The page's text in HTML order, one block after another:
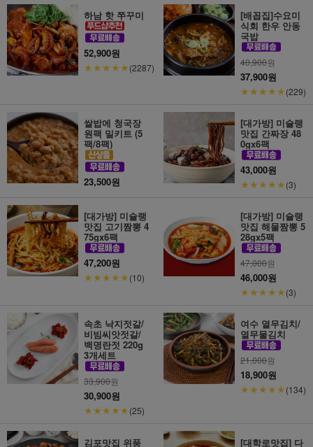
하남 핫 쭈꾸미
52,900원
★★★★★(2287)
[배꼽집]수요미
식회 한우 안동
국밥
40,900원
37,900원
★★★★★(229)
쌀밥에 청국장
원팩 밀키트 (5
팩/8팩)
23,500원
[대가방] 미슐랭
맛집 간짜장 48
0gx6팩
43,000원
★★★★★(3)
[대가방] 미슐랭
맛집 고기짬뽕 4
75gx6팩
47,200원
★★★★★(10)
[대가방] 미슐랭
맛집 해물짬뽕 5
28gx5팩
47,000원
46,000원
★★★★★(3)
속초 낙지젓갈/
비빔씨앗젓갈/
백명란젓 220g
3개세트
33,900원
30,900원
★★★★★(25)
여수 열무김치/
열무물김치
21,000원
18,900원
★★★★★(134)
김포맛집 위풍 [대학로맛집] 다